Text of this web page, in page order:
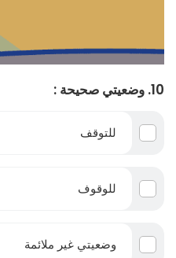
10. وضعيتي صحيحة :
للتوقف
للوقوف
وضعيتي غير ملائمة